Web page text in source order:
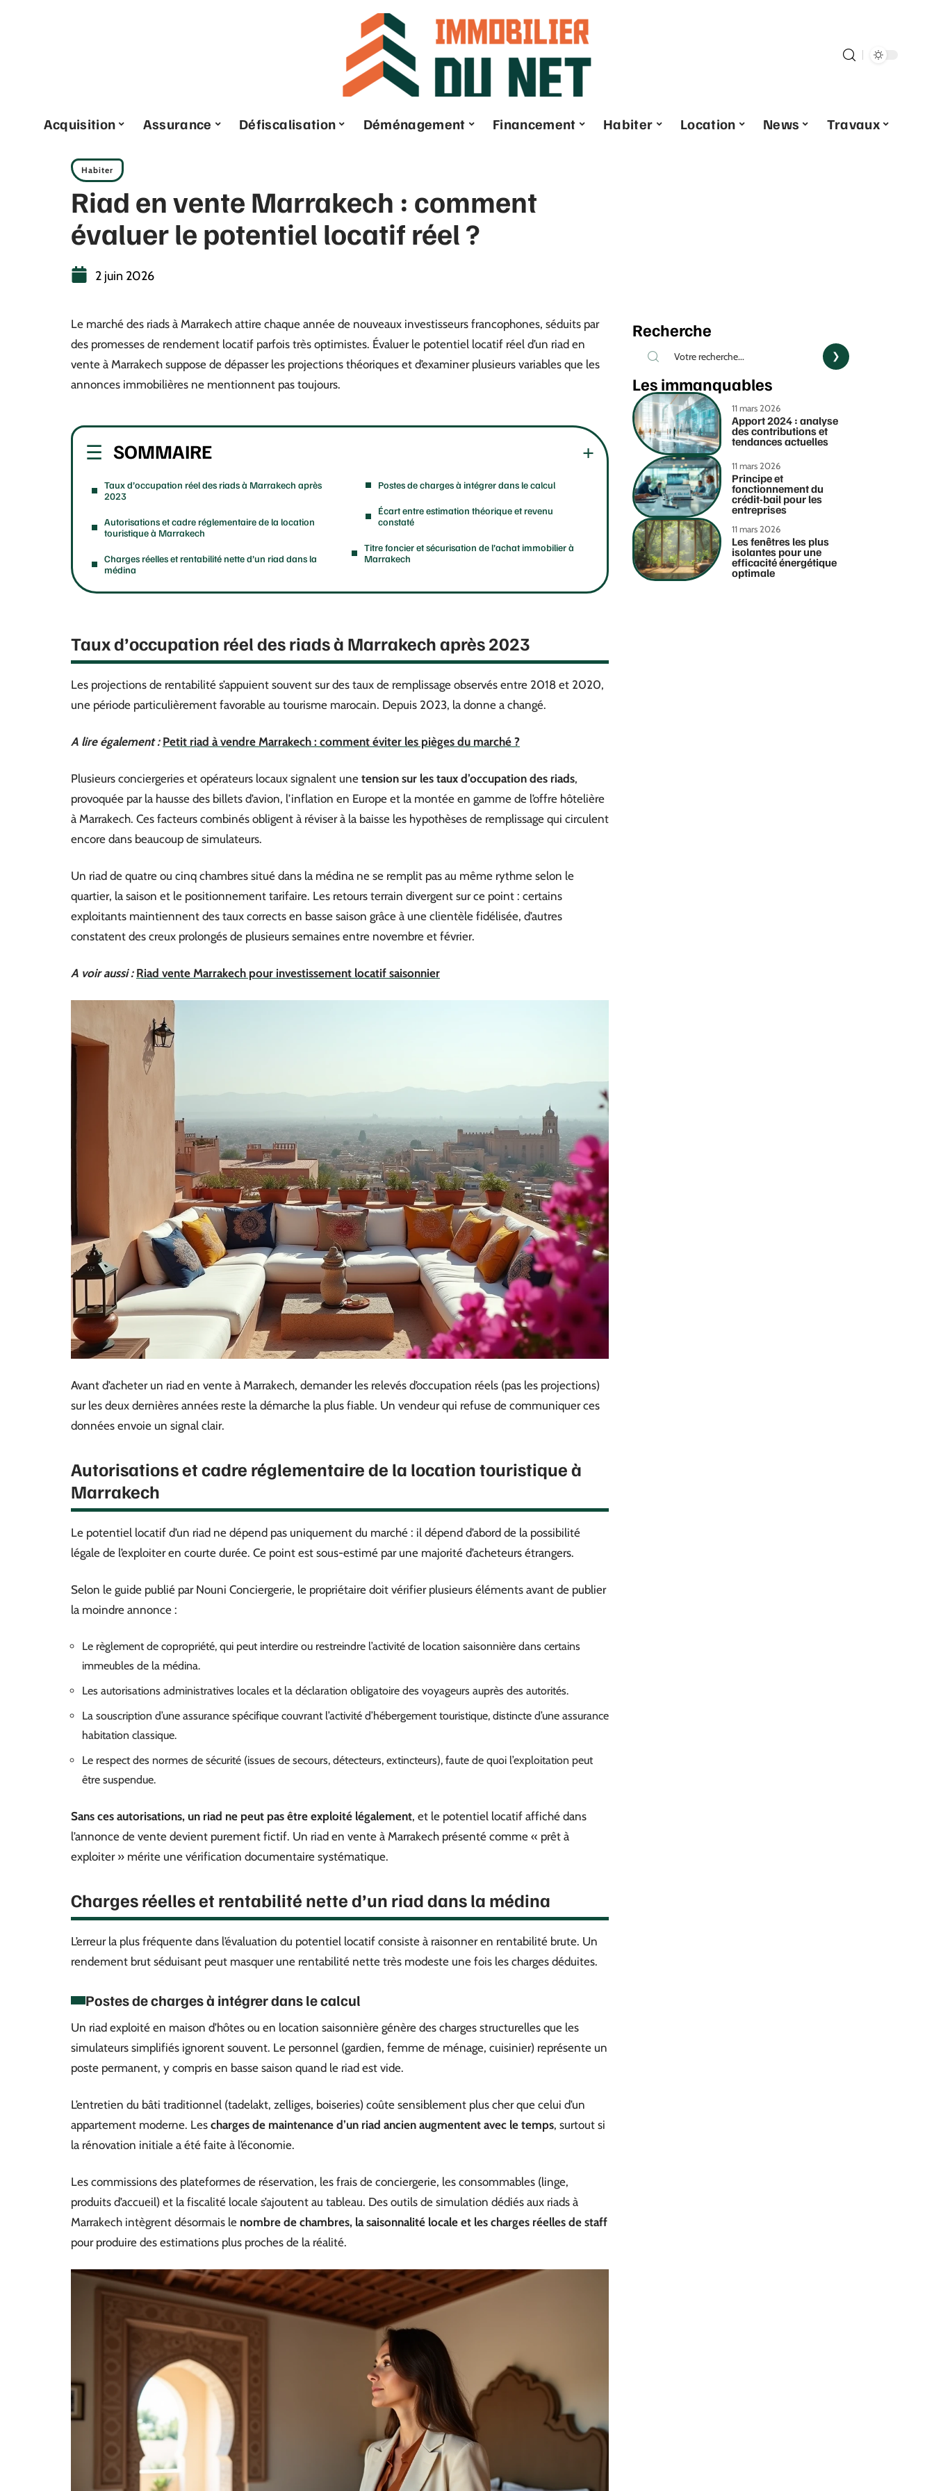
Acquisition Assurance Défiscalisation Déménagement Financement Habiter Location News Travaux
Habiter
Riad en vente Marrakech : comment
évaluer le potentiel locatif réel ?
2 juin 2026
Le marché des riads à Marrakech attire chaque année de nouveaux investisseurs francophones, séduits par
des promesses de rendement locatif parfois très optimistes. Évaluer le potentiel locatif réel d’un riad en
vente à Marrakech suppose de dépasser les projections théoriques et d’examiner plusieurs variables que les
annonces immobilières ne mentionnent pas toujours.
SOMMAIRE
Taux d’occupation réel des riads à Marrakech après
2023
Autorisations et cadre réglementaire de la location
touristique à Marrakech
Charges réelles et rentabilité nette d’un riad dans la
médina
Postes de charges à intégrer dans le calcul
Écart entre estimation théorique et revenu
constaté
Titre foncier et sécurisation de l’achat immobilier à
Marrakech
Taux d’occupation réel des riads à Marrakech après 2023
Les projections de rentabilité s’appuient souvent sur des taux de remplissage observés entre 2018 et 2020,
une période particulièrement favorable au tourisme marocain. Depuis 2023, la donne a changé.
A lire également : Petit riad à vendre Marrakech : comment éviter les pièges du marché ?
Plusieurs conciergeries et opérateurs locaux signalent une tension sur les taux d’occupation des riads,
provoquée par la hausse des billets d’avion, l’inflation en Europe et la montée en gamme de l’offre hôtelière
à Marrakech. Ces facteurs combinés obligent à réviser à la baisse les hypothèses de remplissage qui circulent
encore dans beaucoup de simulateurs.
Un riad de quatre ou cinq chambres situé dans la médina ne se remplit pas au même rythme selon le
quartier, la saison et le positionnement tarifaire. Les retours terrain divergent sur ce point : certains
exploitants maintiennent des taux corrects en basse saison grâce à une clientèle fidélisée, d’autres
constatent des creux prolongés de plusieurs semaines entre novembre et février.
A voir aussi : Riad vente Marrakech pour investissement locatif saisonnier
Avant d’acheter un riad en vente à Marrakech, demander les relevés d’occupation réels (pas les projections)
sur les deux dernières années reste la démarche la plus fiable. Un vendeur qui refuse de communiquer ces
données envoie un signal clair.
Autorisations et cadre réglementaire de la location touristique à
Marrakech
Le potentiel locatif d’un riad ne dépend pas uniquement du marché : il dépend d’abord de la possibilité
légale de l’exploiter en courte durée. Ce point est sous-estimé par une majorité d’acheteurs étrangers.
Selon le guide publié par Nouni Conciergerie, le propriétaire doit vérifier plusieurs éléments avant de publier
la moindre annonce :
Le règlement de copropriété, qui peut interdire ou restreindre l’activité de location saisonnière dans certains
immeubles de la médina.
Les autorisations administratives locales et la déclaration obligatoire des voyageurs auprès des autorités.
La souscription d’une assurance spécifique couvrant l’activité d’hébergement touristique, distincte d’une assurance
habitation classique.
Le respect des normes de sécurité (issues de secours, détecteurs, extincteurs), faute de quoi l’exploitation peut
être suspendue.
Sans ces autorisations, un riad ne peut pas être exploité légalement, et le potentiel locatif affiché dans
l’annonce de vente devient purement fictif. Un riad en vente à Marrakech présenté comme « prêt à
exploiter » mérite une vérification documentaire systématique.
Charges réelles et rentabilité nette d’un riad dans la médina
L’erreur la plus fréquente dans l’évaluation du potentiel locatif consiste à raisonner en rentabilité brute. Un
rendement brut séduisant peut masquer une rentabilité nette très modeste une fois les charges déduites.
Postes de charges à intégrer dans le calcul
Un riad exploité en maison d’hôtes ou en location saisonnière génère des charges structurelles que les
simulateurs simplifiés ignorent souvent. Le personnel (gardien, femme de ménage, cuisinier) représente un
poste permanent, y compris en basse saison quand le riad est vide.
L’entretien du bâti traditionnel (tadelakt, zelliges, boiseries) coûte sensiblement plus cher que celui d’un
appartement moderne. Les charges de maintenance d’un riad ancien augmentent avec le temps, surtout si
la rénovation initiale a été faite à l’économie.
Les commissions des plateformes de réservation, les frais de conciergerie, les consommables (linge,
produits d’accueil) et la fiscalité locale s’ajoutent au tableau. Des outils de simulation dédiés aux riads à
Marrakech intègrent désormais le nombre de chambres, la saisonnalité locale et les charges réelles de staff
pour produire des estimations plus proches de la réalité.
Recherche
Les immanquables
11 mars 2026
Apport 2024 : analyse
des contributions et
tendances actuelles
11 mars 2026
Principe et
fonctionnement du
crédit-bail pour les
entreprises
11 mars 2026
Les fenêtres les plus
isolantes pour une
efficacité énergétique
optimale